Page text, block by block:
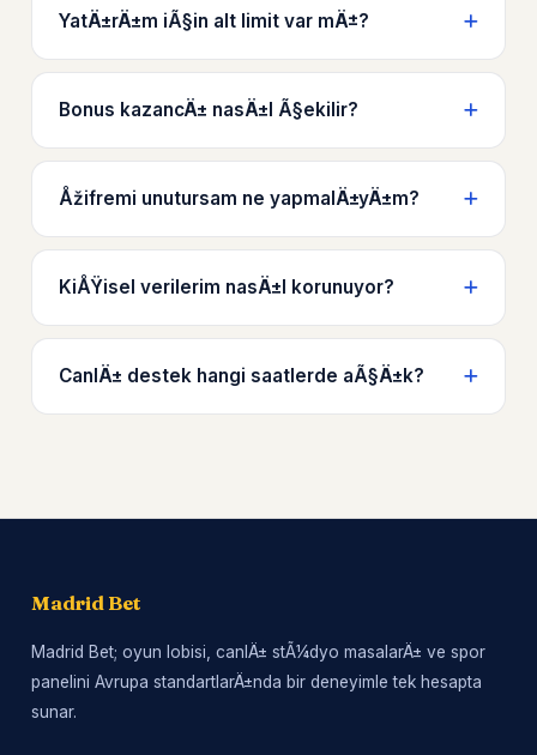
YatÄ±rÄ±m iÃ§in alt limit var mÄ±?
Bonus kazancÄ± nasÄ±l Ã§ekilir?
Åžifremi unutursam ne yapmalÄ±yÄ±m?
KiÅŸisel verilerim nasÄ±l korunuyor?
CanlÄ± destek hangi saatlerde aÃ§Ä±k?
Madrid Bet
Madrid Bet; oyun lobisi, canlÄ± stÃ¼dyo masalarÄ± ve spor
panelini Avrupa standartlarÄ±nda bir deneyimle tek hesapta
sunar.